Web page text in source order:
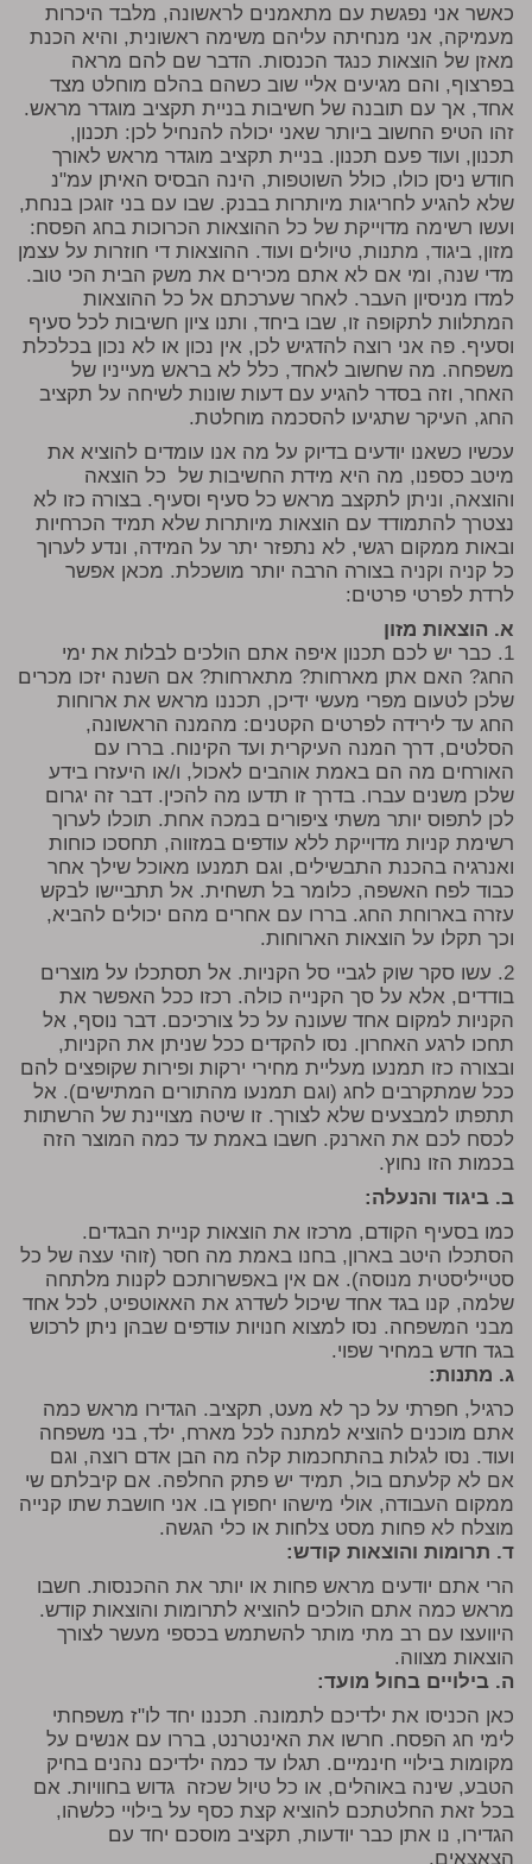
כאשר אני נפגשת עם מתאמנים לראשונה, מלבד היכרות
מעמיקה, אני מנחיתה עליהם משימה ראשונית, והיא הכנת
מאזן של הוצאות כנגד הכנסות. הדבר שם להם מראה
בפרצוף, והם מגיעים אליי שוב כשהם בהלם מוחלט מצד
אחד, אך עם תובנה של חשיבות בניית תקציב מוגדר מראש.
זהו הטיפ החשוב ביותר שאני יכולה להנחיל לכן: תכנון,
תכנון, ועוד פעם תכנון. בניית תקציב מוגדר מראש לאורך
חודש ניסן כולו, כולל השוטפות, הינה הבסיס האיתן עמ"נ
שלא להגיע לחריגות מיותרות בבנק. שבו עם בני זוגכן בנחת,
ועשו רשימה מדוייקת של כל ההוצאות הכרוכות בחג הפסח:
מזון, ביגוד, מתנות, טיולים ועוד. ההוצאות די חוזרות על עצמן
מדי שנה, ומי אם לא אתם מכירים את משק הבית הכי טוב.
למדו מניסיון העבר. לאחר שערכתם אל כל ההוצאות
המתלוות לתקופה זו, שבו ביחד, ותנו ציון חשיבות לכל סעיף
וסעיף. פה אני רוצה להדגיש לכן, אין נכון או לא נכון בכלכלת
משפחה. מה שחשוב לאחד, כלל לא בראש מעייניו של
האחר, וזה בסדר להגיע עם דעות שונות לשיחה על תקציב
החג, העיקר שתגיעו להסכמה מוחלטת.
עכשיו כשאנו יודעים בדיוק על מה אנו עומדים להוציא את
מיטב כספנו, מה היא מידת החשיבות של כל הוצאה
והוצאה, וניתן לתקצב מראש כל סעיף וסעיף. בצורה כזו לא
נצטרך להתמודד עם הוצאות מיותרות שלא תמיד הכרחיות
ובאות ממקום רגשי, לא נתפזר יתר על המידה, ונדע לערוך
כל קניה וקניה בצורה הרבה יותר מושכלת. מכאן אפשר
לרדת לפרטי פרטים:
א. הוצאות מזון
1. כבר יש לכם תכנון איפה אתם הולכים לבלות את ימי
החג? האם אתן מארחות? מתארחות? אם השנה יזכו מכרים
שלכן לטעום מפרי מעשי ידיכן, תכננו מראש את ארוחות
החג עד לירידה לפרטים הקטנים: מהמנה הראשונה,
הסלטים, דרך המנה העיקרית ועד הקינוח. בררו עם
האורחים מה הם באמת אוהבים לאכול, ו/או היעזרו בידע
שלכן משנים עברו. בדרך זו תדעו מה להכין. דבר זה יגרום
לכן לתפוס יותר משתי ציפורים במכה אחת. תוכלו לערוך
רשימת קניות מדוייקת ללא עודפים במזווה, תחסכו כוחות
ואנרגיה בהכנת התבשילים, וגם תמנעו מאוכל שילך אחר
כבוד לפח האשפה, כלומר בל תשחית. אל תתביישו לבקש
עזרה בארוחת החג. בררו עם אחרים מהם יכולים להביא,
וכך תקלו על הוצאות הארוחות.
2. עשו סקר שוק לגביי סל הקניות. אל תסתכלו על מוצרים
בודדים, אלא על סך הקנייה כולה. רכזו ככל האפשר את
הקניות למקום אחד שעונה על כל צורכיכם. דבר נוסף, אל
תחכו לרגע האחרון. נסו להקדים ככל שניתן את הקניות,
ובצורה כזו תמנעו מעליית מחירי ירקות ופירות שקופצים להם
ככל שמתקרבים לחג (וגם תמנעו מהתורים המתישים). אל
תתפתו למבצעים שלא לצורך. זו שיטה מצויינת של הרשתות
לכסח לכם את הארנק. חשבו באמת עד כמה המוצר הזה
בכמות הזו נחוץ.
ב. ביגוד והנעלה:
כמו בסעיף הקודם, מרכזו את הוצאות קניית הבגדים.
הסתכלו היטב בארון, בחנו באמת מה חסר (זוהי עצה של כל
סטייליסטית מנוסה). אם אין באפשרותכם לקנות מלתחה
שלמה, קנו בגד אחד שיכול לשדרג את האאוטפיט, לכל אחד
מבני המשפחה. נסו למצוא חנויות עודפים שבהן ניתן לרכוש
בגד חדש במחיר שפוי.
ג. מתנות:
כרגיל, חפרתי על כך לא מעט, תקציב. הגדירו מראש כמה
אתם מוכנים להוציא למתנה לכל מארח, ילד, בני משפחה
ועוד. נסו לגלות בהתחכמות קלה מה הבן אדם רוצה, וגם
אם לא קלעתם בול, תמיד יש פתק החלפה. אם קיבלתם שי
ממקום העבודה, אולי מישהו יחפוץ בו. אני חושבת שתו קנייה
מוצלח לא פחות מסט צלחות או כלי הגשה.
ד. תרומות והוצאות קודש:
הרי אתם יודעים מראש פחות או יותר את ההכנסות. חשבו
מראש כמה אתם הולכים להוציא לתרומות והוצאות קודש.
היוועצו עם רב מתי מותר להשתמש בכספי מעשר לצורך
הוצאות מצווה.
ה. בילויים בחול מועד:
כאן הכניסו את ילדיכם לתמונה. תכננו יחד לו"ז משפחתי
לימי חג הפסח. חרשו את האינטרנט, בררו עם אנשים על
מקומות בילויי חינמיים. תגלו עד כמה ילדיכם נהנים בחיק
הטבע, שינה באוהלים, או כל טיול שכזה גדוש בחוויות. אם
בכל זאת החלטתכם להוציא קצת כסף על בילויי כלשהו,
הגדירו, נו אתן כבר יודעות, תקציב מוסכם יחד עם
הצאצאים.